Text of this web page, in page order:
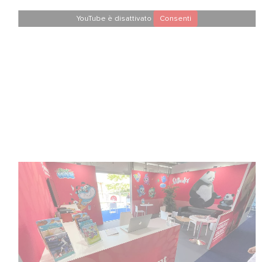
YouTube è disattivato Consenti